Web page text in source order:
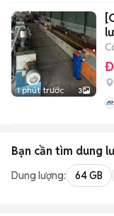
1 phút trước 3
Bạn cần tìm dung
Dung lượng: 64 GB